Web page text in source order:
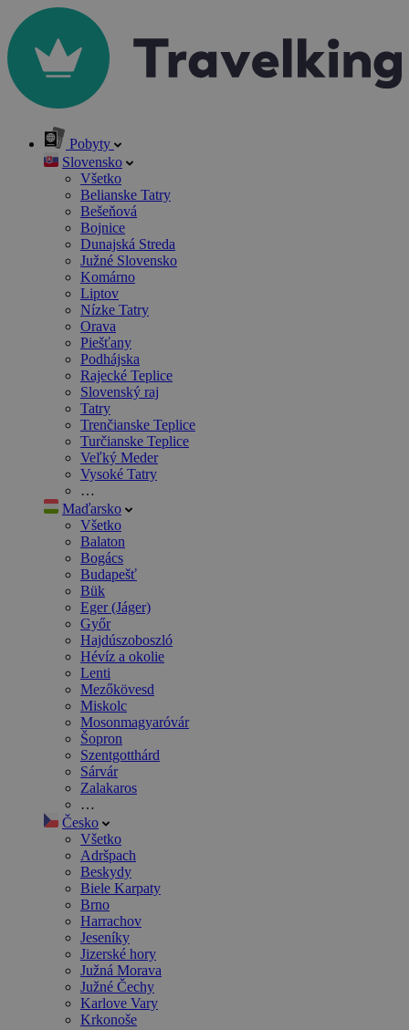
Pobyty
Slovensko
Všetko
Belianske Tatry
Bešeňová
Bojnice
Dunajská Streda
Južné Slovensko
Komárno
Liptov
Nízke Tatry
Orava
Piešťany
Podhájska
Rajecké Teplice
Slovenský raj
Tatry
Trenčianske Teplice
Turčianske Teplice
Veľký Meder
Vysoké Tatry
…
Maďarsko
Všetko
Balaton
Bogács
Budapešť
Bük
Eger (Jáger)
Győr
Hajdúszoboszló
Hévíz a okolie
Lenti
Mezőkövesd
Miskolc
Mosonmagyaróvár
Šopron
Szentgotthárd
Sárvár
Zalakaros
…
Česko
Všetko
Adršpach
Beskydy
Biele Karpaty
Brno
Harrachov
Jeseníky
Jizerské hory
Južná Morava
Južné Čechy
Karlove Vary
Krkonoše